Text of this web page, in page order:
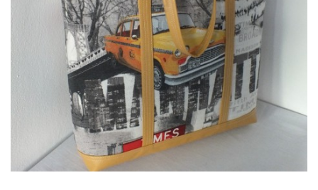
jk-laguna@seznam.cz
© 2025 eStránky.cz